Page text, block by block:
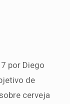
por Diego
de
cerveja